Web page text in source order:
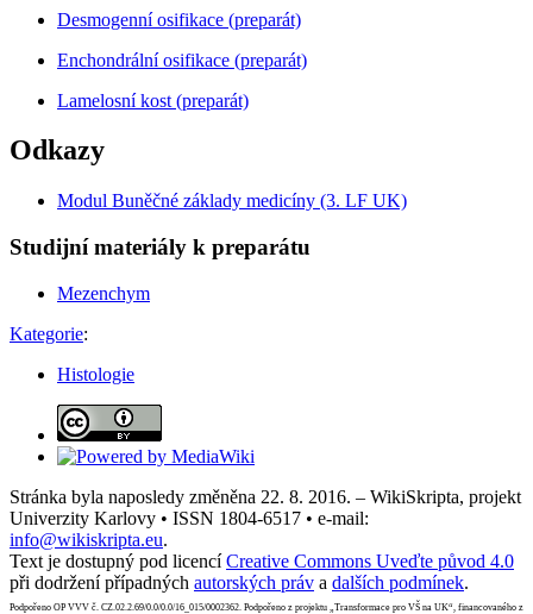
Desmogenní osifikace (preparát)
Enchondrální osifikace (preparát)
Lamelosní kost (preparát)
Odkazy
Modul Buněčné základy medicíny (3. LF UK)
Studijní materiály k preparátu
Mezenchym
Kategorie:
Histologie
Stránka byla naposledy změněna 22. 8. 2016. – WikiSkripta, projekt
Univerzity Karlovy • ISSN 1804-6517 • e-mail:
info@wikiskripta.eu.
Text je dostupný pod licencíCreative Commons Uveďte původ 4.0
při dodržení případných autorských práv a dalších podmínek.
Podpořeno OP VVV č. CZ.02.2.69/0.0/0.0/16_015/0002362. Podpořeno z projektu „Transformace pro VŠ na UK“, financovaného z